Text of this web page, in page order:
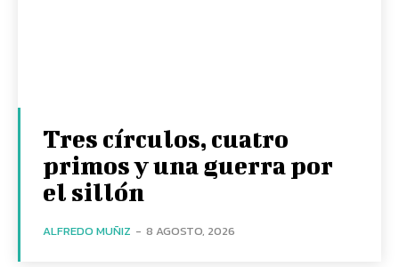
Tres círculos, cuatro
primos y una guerra por
el sillón
ALFREDO MUÑIZ - 8 AGOSTO, 2026